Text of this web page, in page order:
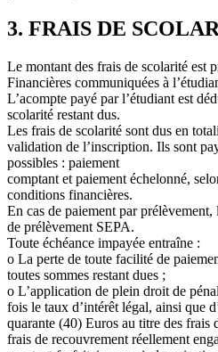
3. FRAIS DE
Le montant des frais de scolarité est
Financières communiquées à
L’acompte payé par l’étudiant est
scolarité restant dus.
Les frais de scolarité sont dus en
validation de l’inscription. Ils sont
possibles : paiement
comptant et paiement échelonné,
conditions financières.
En cas de paiement par
de prélèvement SEPA.
Toute échéance impayée entraîne :
o La perte de toute facilité de
toutes sommes restant dues ;
o L’application de plein droit de
fois le taux d’intérêt légal, ainsi que
quarante (40) Euros au titre des frais
frais de recouvrement réellement